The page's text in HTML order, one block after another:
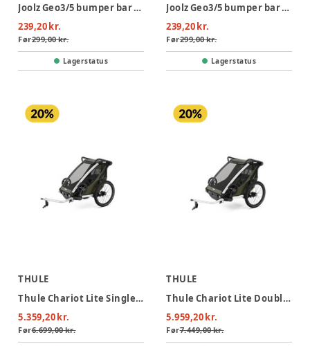
Joolz Geo3/5 bumper bar | mid brown carbon
239,20 kr.
Før299,00 kr.
Lagerstatus
Joolz Geo3/5 bumper bar | black carbon
239,20 kr.
Før299,00 kr.
Lagerstatus
THULE
Thule Chariot Lite Single Cykelvogn - Vintage Green
5.359,20 kr.
Før6.699,00 kr.
THULE
Thule Chariot Lite Double Cykelvogn - Vintage Green
5.959,20 kr.
Før7.449,00 kr.